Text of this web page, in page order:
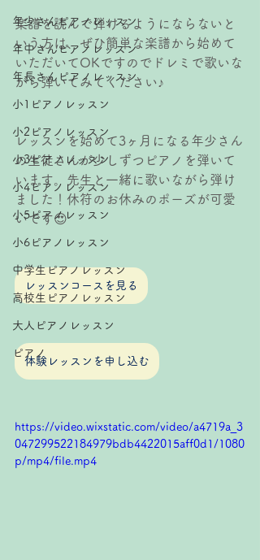
年少さんピアノレッスン
年中さんピアノレッスン
年長さんピアノレッスン
小1ピアノレッスン
小2ピアノレッスン
小3ピアノレッスン
小4ピアノレッスン
小5ピアノレッスン
小6ピアノレッスン
中学生ピアノレッスン
高校生ピアノレッスン
大人ピアノレッスン
ピアノ
楽譜を読んで弾けるようにならないと
いう方は、ぜひ簡単な楽譜から始めて
いただいてOKですのでドレミで歌いな
がら弾いてみてください♪
レッスンを始めて3ヶ月になる年少さん
の生徒さんが少しずつピアノを弾いて
います。先生と一緒に歌いながら弾け
ました！休符のお休みのポーズが可愛
いです😍
レッスンコースを見る
体験レッスンを申し込む
https://video.wixstatic.com/video/a4719a_3
047299522184979bdb4422015aff0d1/1080
p/mp4/file.mp4